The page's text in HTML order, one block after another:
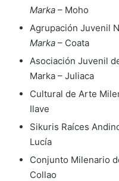
Marka – Moho
Agrupación Juvenil
Marka – Coata
Asociación Juvenil
Marka – Juliaca
Cultural de Arte
Ilave
Sikuris Raíces
Lucía
Conjunto Milenario
Collao